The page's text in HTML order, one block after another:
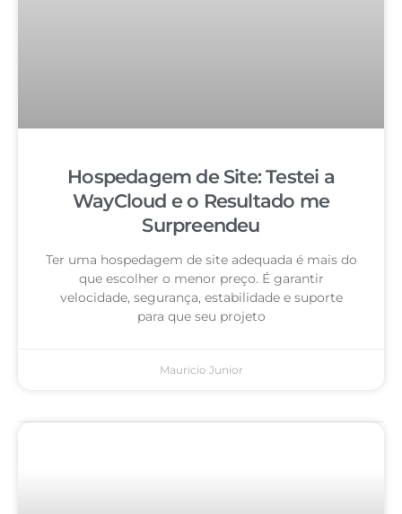
Hospedagem de Site: Testei a
WayCloud e o Resultado me
Surpreendeu
Ter uma hospedagem de site adequada é mais do
que escolher o menor preço. É garantir
velocidade, segurança, estabilidade e suporte
para que seu projeto
Mauricio Junior